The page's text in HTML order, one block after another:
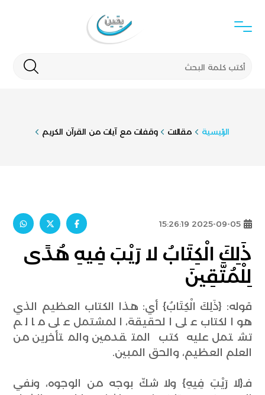
الرئيسية مقالات وقفات مع آيات من القرآن الكريم
2025-09-05 15:26:19
ذَلِكَ الْكِتَابُ لا رَيْبَ فِيهِ هُدًى
لِلْمُتَّقِينَ
قوله: {ذَلِكَ الْكِتَابُ} أي: هذا الكتاب العظيم الذي
هو الكتاب على الحقيقة، المشتمل على ما لم
تشتمل عليه كتب المتقدمين والمتأخرين من
العلم العظيم، والحق المبين.
فـ{لا رَيْبَ فِيهِ} ولا شكّ بوجه من الوجوه، ونفي